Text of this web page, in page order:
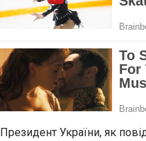
Президент України, як